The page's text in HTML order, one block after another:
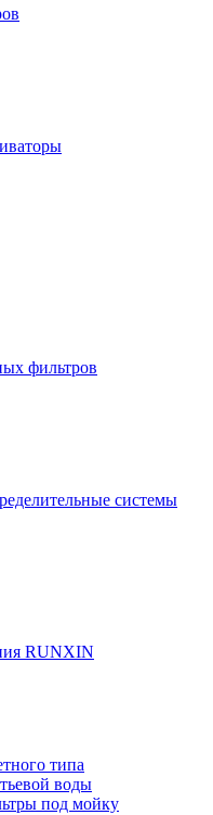
фильтров
системы
RUNXIN
типа
воды
под мойку